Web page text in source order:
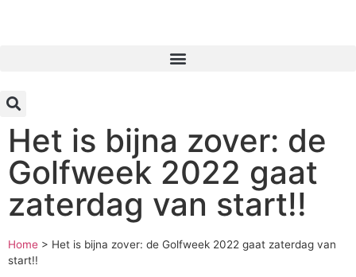
Het is bijna zover: de
Golfweek 2022 gaat
zaterdag van start!!
Home > Het is bijna zover: de Golfweek 2022 gaat zaterdag van
start!!